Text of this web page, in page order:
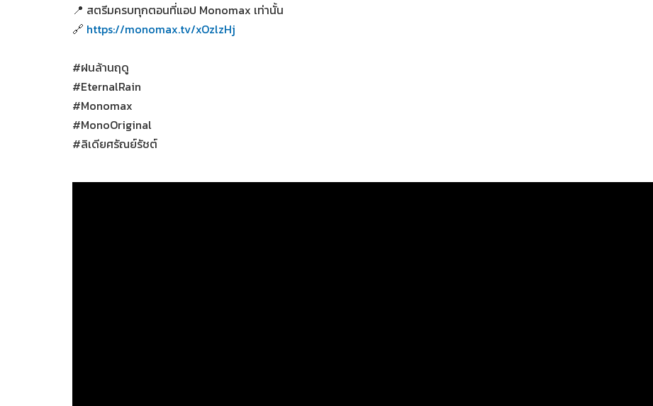
📍 สตรีมครบทุกตอนที่แอป Monomax เท่านั้น
🔗 https://monomax.tv/xOzlzHj
#ฝนล้านฤดู
#EternalRain
#Monomax
#MonoOriginal
#ลิเดียศรัณย์รัชต์